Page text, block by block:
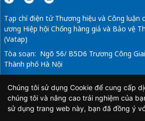
Tạp chí điện tử Thương hiệu và Công luận
ương Hiệp hội Chống hàng giả và Bảo vệ
(Vatap)
Tòa soạn: Ngõ 56/ B5D6 Trương Công
Thành phố Hà Nội
Tổng Biên Tập: Vũ Đức Thuận
Giấy phép hoạt động báo chí điện tử số
Chúng tôi sử dụng Cookie để cung cấp
chúng tôi và nâng cao trải nghiệm của
sử dụng trang web này, bạn đã đồng ý